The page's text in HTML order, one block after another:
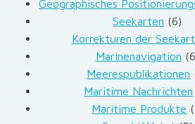
Geographisches
Seekarten (6)
Korrekturen der
Marinenavigation
Meerespublikationen
Maritime Nachrichten
Maritime Produkte